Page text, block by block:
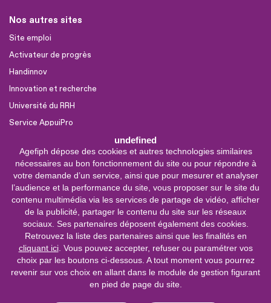
undefined
Agefiph dépose des cookies et autres technologies similaires
nécessaires au bon fonctionnement du site ou pour répondre à
votre demande d’un service, ainsi que pour mesurer et analyser
l’audience et la performance du site, vous proposer sur le site du
contenu multimédia via les services de partage de vidéo, afficher
de la publicité, partager le contenu du site sur les réseaux
sociaux. Ses partenaires déposent également des cookies.
Retrouvez la liste des partenaires ainsi que les finalités en
cliquant ici. Vous pouvez accepter, refuser ou paramétrer vos
choix par les boutons ci-dessous. A tout moment vous pourrez
revenir sur vos choix en allant dans le module de gestion figurant
en pied de page du site.
Nos autres sites
Site emploi
Activateur de progrès
Handinnov
Innovation et recherche
Université du RRH
Service AppuiPro
Nous suivre
Youtube
Linkedin
Facebook
0 800 11 10 09
Service &
appel gratuits